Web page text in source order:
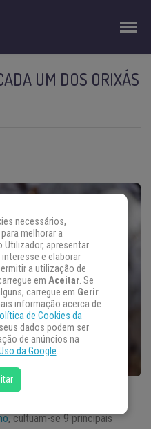
UM DOS ORIXÁS
, cultuam-se 9 principais
necessários,
melhorar a
Utilizador, apresentar
e elaborar
a utilização de
em Aceitar. Se
carregue em Gerir
informação acerca de
de Cookies da
dados podem ser
de anúncios na
da Google.